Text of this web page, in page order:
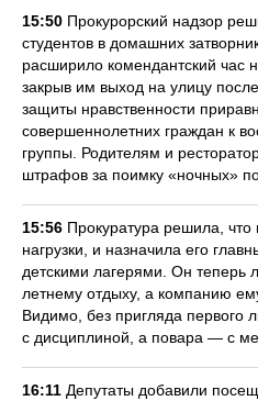
15:50 Прокурорский надзор
студентов в домашних
расширило комендантский час
закрыв им выход на улицу
защиты нравственности
совершеннолетних граждан к
группы. Родителям и
штрафов за поимку «ночных»
15:56 Прокуратура решила, что
нагрузки, и назначила его
детскими лагерями. Он теперь
летнему отдыху, а компанию
Видимо, без пригляда первого
с дисциплиной, а повара — с
16:11 Депутаты добавили